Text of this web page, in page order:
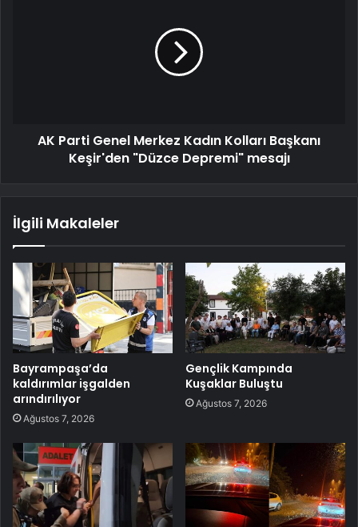
AK Parti Genel Merkez Kadın Kolları Başkanı
Keşir'den "Düzce Depremi" mesajı
İlgili Makaleler
Bayrampaşa’da
kaldırımlar işgalden
arındırılıyor
Ağustos 7, 2026
Gençlik Kampında
Kuşaklar Buluştu
Ağustos 7, 2026